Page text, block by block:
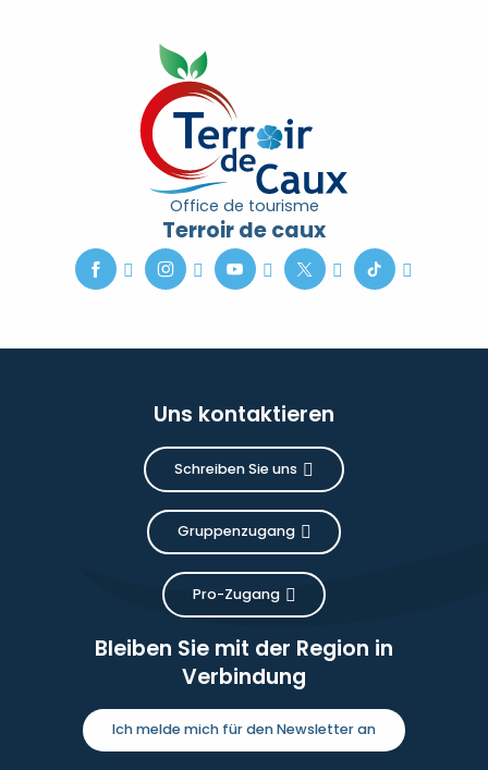
Office de tourisme
Terroir de caux
Uns kontaktieren
Schreiben Sie uns
Gruppenzugang
Pro-Zugang
Bleiben Sie mit der Region in
Verbindung
Ich melde mich für den Newsletter an